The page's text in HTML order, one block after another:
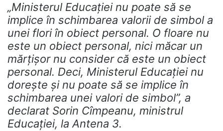
„Ministerul Educației nu poate să se
implice în schimbarea valorii de simbol a
unei flori în obiect personal. O floare nu
este un obiect personal, nici măcar un
mărțișor nu consider că este un obiect
personal. Deci, Ministerul Educației nu
dorește și nu poate să se implice în
schimbarea unei valori de simbol”, a
declarat Sorin Cîmpeanu, ministrul
Educaţiei, la Antena 3.